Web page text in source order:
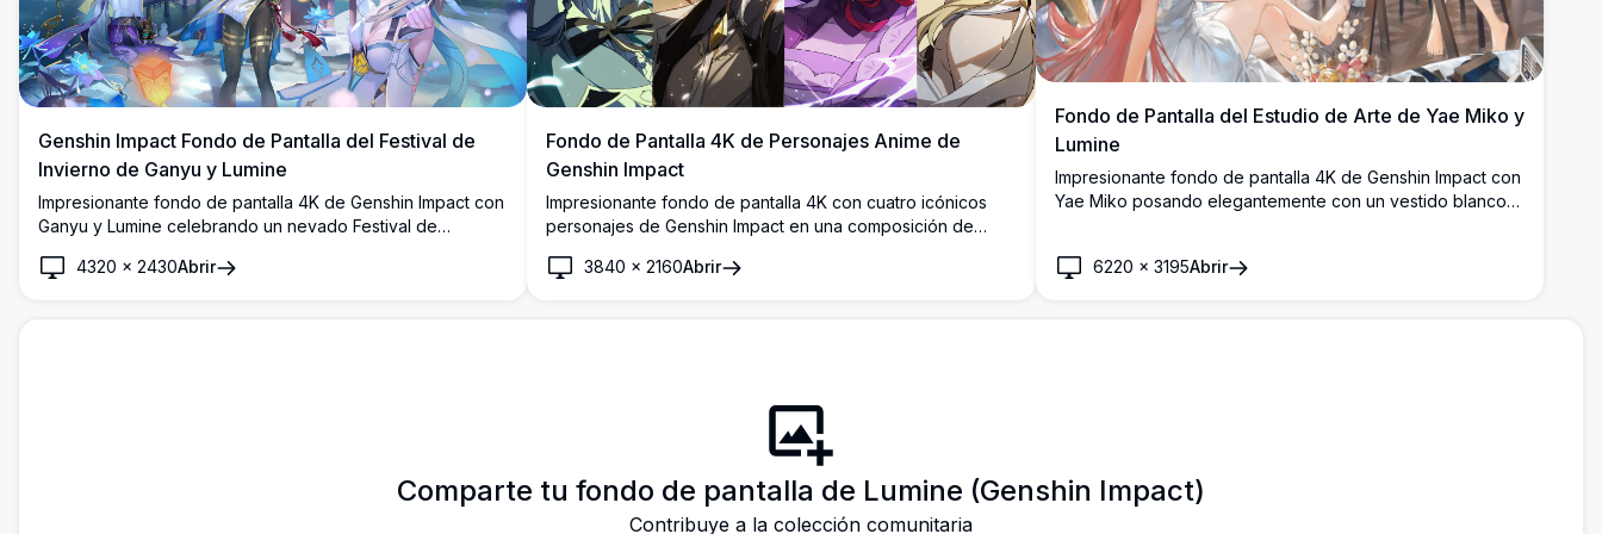
Genshin Impact Fondo de Pantalla del Festival de
Invierno de Ganyu y Lumine
Impresionante fondo de pantalla 4K de Genshin Impact con
Ganyu y Lumine celebrando un nevado Festival de
brillantes, flores de loto azules y arquitectura tradicional
4320 × 2430Abrir
Fondo de Pantalla 4K de Personajes Anime de
Genshin Impact
Impresionante fondo de pantalla 4K con cuatro icónicos
personajes de Genshin Impact en una composición de
únicos y diseños distintivos, renderizados en un
3840 ×2160Abrir
Fondo de Pantalla del Estudio de Arte de Yae Miko y
Lumine
Impresionante fondo de pantalla 4K de Genshin Impact con
Yae Miko posando elegantemente con un vestido blanco
6220 × 3195Abrir
Comparte tu fondo de pantalla de Lumine (Genshin Impact)
Contribuye a la colección comunitaria